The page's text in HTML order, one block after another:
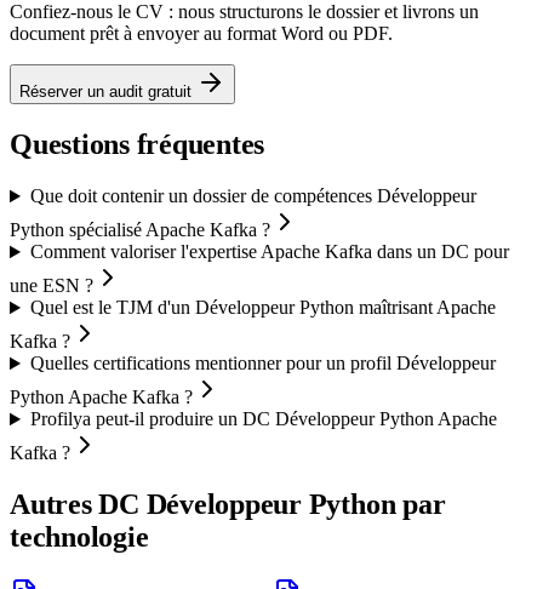
Confiez-nous le CV : nous structurons le dossier et livrons un
document prêt à envoyer au format Word ou PDF.
Réserver un audit gratuit
Questions fréquentes
Que doit contenir un dossier de compétences Développeur
Python spécialisé Apache Kafka ?
Comment valoriser l'expertise Apache Kafka dans un DC pour
une ESN ?
Quel est le TJM d'un Développeur Python maîtrisant Apache
Kafka ?
Quelles certifications mentionner pour un profil Développeur
Python Apache Kafka ?
Profilya peut-il produire un DC Développeur Python Apache
Kafka ?
Autres DC Développeur Python par
technologie